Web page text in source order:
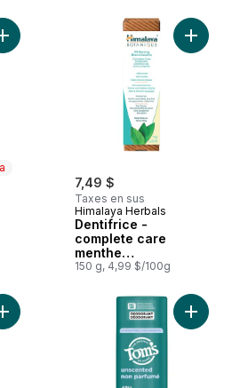
Ajouter entifrice pour enfants, Fraise au
7,49 $
Taxes en sus
Himalaya Herbals
Dentifrice -
complete care
menthe
blanchissante
150 g, 4,99 $/100g
Ajouter
Ajouter Dentifrice pour enfants, gomme
Ajouter